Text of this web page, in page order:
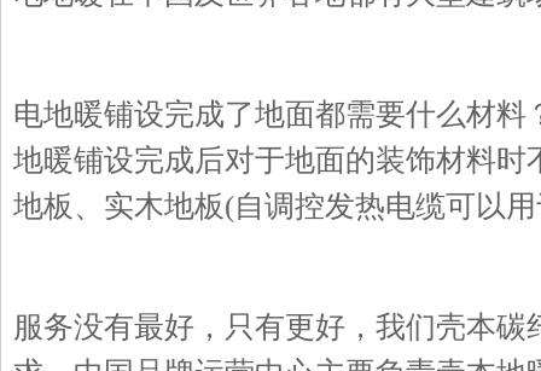
电地暖铺设完成了地面都需要什么材
地暖铺设完成后对于地面的装饰材料
地板、实木地板(自调控发热电缆可以
服务没有最好，只有更好，我们壳本